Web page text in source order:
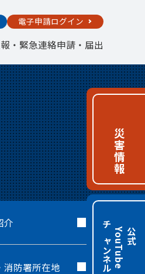
電子申請ログイン
・緊急連絡申請・届出
災害情報
公
式
Y
o
u
T
u
b
e
チャンネル
介
消防署所在地